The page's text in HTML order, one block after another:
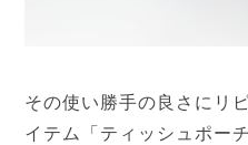
その使い勝手の良さにリ
イテム「ティッシュポーチ